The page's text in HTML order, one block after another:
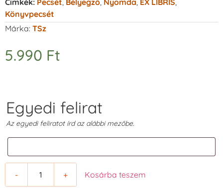
Könyvpecsét
Márka: TSz
5.990 Ft
Egyedi felirat
Az egyedi feliratot írd az alábbi mezőbe.
- + Kosárba teszem